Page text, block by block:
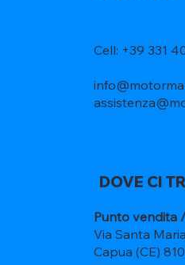
Cell: +39 331
DOVE CI
Punto vendita /
Via Santa
Capua (CE)